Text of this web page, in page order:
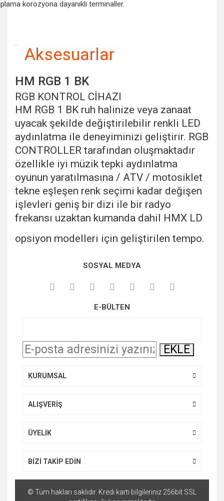
korozyona dayanıklı terminaller.
Aksesuarlar
HM RGB 1 BK
RGB KONTROL CİHAZI
HM RGB 1 BK ruh halinize veya zanaat
uyacak şekilde değiştirilebilir renkli LED
aydınlatma ile deneyiminizi geliştirir. RGB
CONTROLLER tarafından oluşmaktadır
özellikle iyi müzik tepki aydınlatma
oyunun yaratılmasına / ATV / motosiklet
tekne eşleşen renk seçimi kadar değişen
işlevleri geniş bir dizi ile bir radyo
frekansı uzaktan kumanda dahil HMX LD
opsiyon modelleri için geliştirilen tempo.
Bu ürünün fiyat bilgisi, resim, ürün açıklamalarında ve diğer
kullanarak tarafımıza iletebilirsiniz.
Ürün bilgilerinde hatalar bulunuyor.
SOSYAL MEDYA
E-BÜLTEN
EKLE
KURUMSAL
ALIŞVERİŞ
ÜYELİK
BİZİ TAKİP EDİN
© Tüm hakları saklıdır. Kredi kartı bilgileriniz 256bit SSL